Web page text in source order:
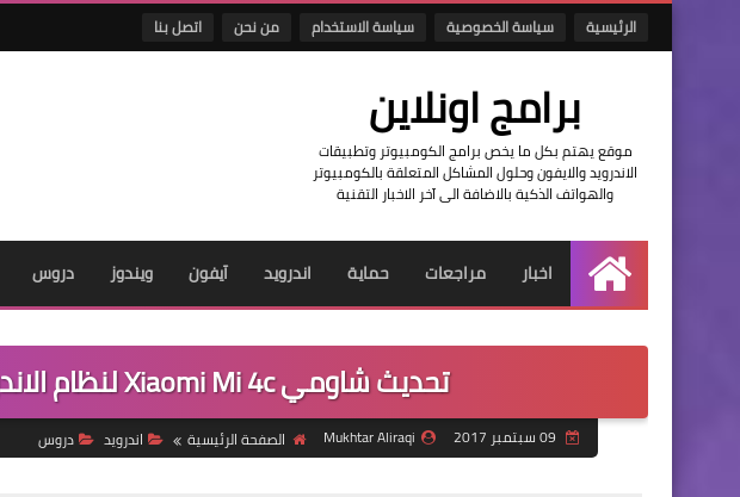
الرئيسية سياسة الخصوصية سياسة الاستخدام من نحن اتصل بنا
برامج اونلاين
موقع يهتم بكل ما يخص برامج الكومبيوتر وتطبيقات
الاندرويد والايفون وحلول المشاكل المتعلقة بالكومبيوتر
والهواتف الذكية بالاضافة الى آخر الاخبار التقنية
الرئيسية
اخبار مراجعات حماية اندرويد آيفون ويندوز دروس
تحديث شاومي Xiaomi Mi 4c لنظام الاندرويد اوريو 8.0
Mukhtar Aliraqi الصفحة الرئيسية اندرويد دروس